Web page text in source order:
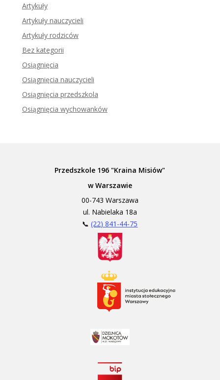
Artykuły
Artykuły nauczycieli
Artykuły rodziców
Bez kategorii
Osiągnięcia
Osiągnięcia nauczycieli
Osiągnięcia przedszkola
Osiągnięcia wychowanków
Przedszkole 196 "Kraina Misiów"
w Warszawie
00-743 Warszawa
ul. Nabielaka 18a
📞(22) 841-44-75